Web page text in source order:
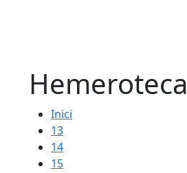
Hemeroteca
Inici
13
14
15